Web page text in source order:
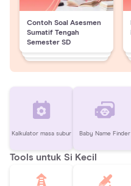
Contoh Soal Asesmen
Sumatif Tengah
Semester SD
Kalkulator masa subur Baby Name Finder
Tools untuk Si Kecil